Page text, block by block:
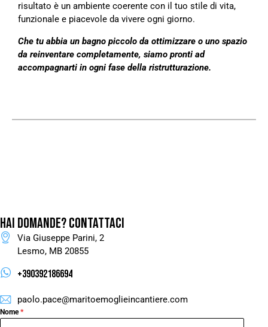
risultato è un ambiente coerente con il tuo stile di vita,
funzionale e piacevole da vivere ogni giorno.
Che tu abbia un bagno piccolo da ottimizzare o uno spazio
da reinventare completamente, siamo pronti ad
accompagnarti in ogni fase della ristrutturazione.
HAI DOMANDE?CONTATTACI
Via Giuseppe Parini, 2
Lesmo, MB 20855
+390392186694
paolo.pace@maritoemoglieincantiere.com
Nome*